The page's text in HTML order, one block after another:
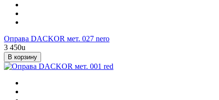
Оправа DACKOR мет. 027 nero
3 450u
В корзину